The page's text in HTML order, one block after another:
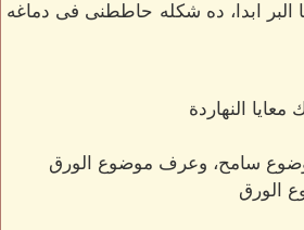
البر ابدا، ده شكله حاططنى فى دماغه
النهاردة
سامح، وعرف موضوع الورق
الورق